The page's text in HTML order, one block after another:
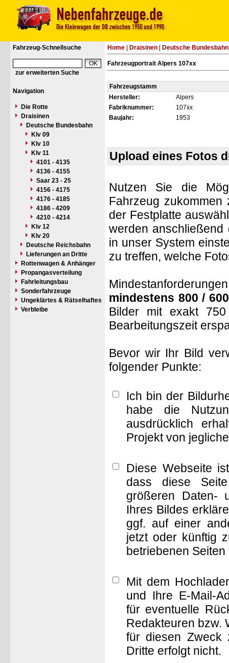
Fahrzeug-Schnellsuche
zur erweiterten Suche
Navigation
Die Rotte
Draisinen
Deutsche Bundesbahn
Klv 09
Klv 10
Klv 11
4101 - 4135
4136 - 4155
Saar 23 - 25
4156 - 4175
4176 - 4185
4186 - 4209
4210 - 4214
Klv 12
Klv 20
Deutsche Reichsbahn
Lieferungen an Dritte
Rottenwagen & Anhänger
Propangasverteilung
Fahrleitungsbau
Sonderfahrzeuge
Ungeklärtes & Rätselhaftes
Verbleibe
Home Draisinen Deutsche Bundesbahn
Fahrzeugportrait Alpers 107xx
Fahrzeugstamm
Hersteller:
Alpers
Fabriknummer:
107xx
Baujahr:
1953
Upload eines Fotos
Nutzen Sie die
Fahrzeug
der Festplatte
werden anschließend
in unser System
zu treffen, welche
mindestens 800 /
Bilder mit exakt
Bearbeitungszeit
Bevor wir Ihr Bild
folgender Punkte:
Ich bin der
habe die
ausdrücklich
Projekt von
Diese Webseite
dass diese
größeren Daten-
Ihres Bildes
ggf. auf einer
jetzt oder künftig
betriebenen
Mit dem
und Ihre E-Mail-
für eventuelle
Redakteuren bzw.
für diesen Zweck
Dritte erfolgt nicht.